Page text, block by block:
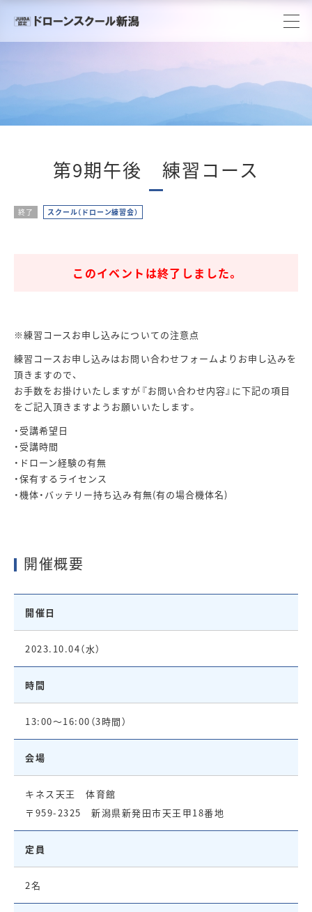
第9期午後 練習コース
終了 スクール（ドローン練習会）
このイベントは終了しました。
※練習コースお申し込みについての注意点
練習コースお申し込みはお問い合わせフォームよりお申し込みを
頂きますので、
お手数をお掛けいたしますが『お問い合わせ内容』に下記の項目
をご記入頂きますようお願いいたします。
・受講希望日
・受講時間
・ドローン経験の有無
・保有するライセンス
・機体・バッテリー持ち込み有無(有の場合機体名)
開催概要
開催日
2023.10.04（水）
時間
13:00～16:00（3時間）
会場
キネス天王 体育館
〒959-2325 新潟県新発田市天王甲18番地
定員
2名